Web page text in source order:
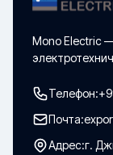
Mono Electric
Телефон:
Почта:
Адрес:г.